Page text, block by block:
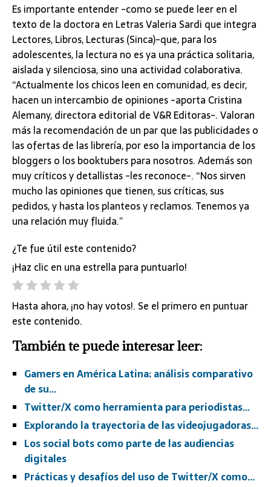
Es importante entender -como se puede leer en el
texto de la doctora en Letras Valeria Sardi que integra
Lectores, Libros, Lecturas (Sinca)-que, para los
adolescentes, la lectura no es ya una práctica solitaria,
aislada y silenciosa, sino una actividad colaborativa.
“Actualmente los chicos leen en comunidad, es decir,
hacen un intercambio de opiniones -aporta Cristina
Alemany, directora editorial de V&R Editoras-. Valoran
más la recomendación de un par que las publicidades o
las ofertas de las librería, por eso la importancia de los
bloggers o los booktubers para nosotros. Además son
muy críticos y detallistas -les reconoce-. “Nos sirven
mucho las opiniones que tienen, sus críticas, sus
pedidos, y hasta los planteos y reclamos. Tenemos ya
una relación muy fluida.”
¿Te fue útil este contenido?
¡Haz clic en una estrella para puntuarlo!
Hasta ahora, ¡no hay votos!. Se el primero en puntuar
este contenido.
También te puede interesar leer:
Gamers en América Latina: análisis comparativo
de su…
Twitter/X como herramienta para periodistas…
Explorando la trayectoria de las videojugadoras…
Los social bots como parte de las audiencias
digitales
Prácticas y desafíos del uso de Twitter/X como…